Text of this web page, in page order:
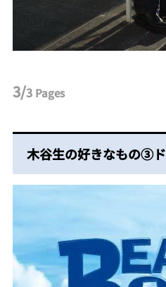
3/3 Pages
木谷生の好きなもの③